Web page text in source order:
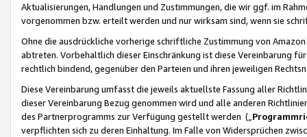
Aktualisierungen, Handlungen und Zustimmungen, die wir ggf. im
vorgenommen bzw. erteilt werden und nur wirksam sind, wenn sie
Ohne die ausdrückliche vorherige schriftliche Zustimmung von
abtreten. Vorbehaltlich dieser Einschränkung ist diese Vereinbarung
rechtlich bindend, gegenüber den Parteien und ihren jeweiligen
Diese Vereinbarung umfasst die jeweils aktuellste Fassung aller
dieser Vereinbarung Bezug genommen wird und alle anderen
des Partnerprogramms zur Verfügung gestellt werden („
verpflichten sich zu deren Einhaltung. Im Falle von Widersprüchen